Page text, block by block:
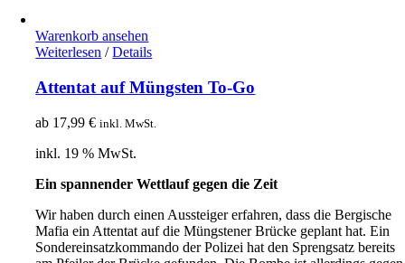
Warenkorb ansehen
Weiterlesen / Details
Attentat auf Müngsten To-Go
ab 17,99€ inkl. MwSt.
inkl. 19 % MwSt.
Ein spannender Wettlauf gegen die Zeit
Wir haben durch einen Aussteiger erfahren, dass die Bergische
Mafia ein Attentat auf die Müngstener Brücke geplant hat. Ein
Sondereinsatzkommando der Polizei hat den Sprengsatz bereits